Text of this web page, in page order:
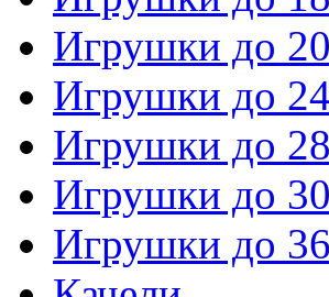
Игрушки до
Игрушки до
Игрушки до
Игрушки до
Игрушки до